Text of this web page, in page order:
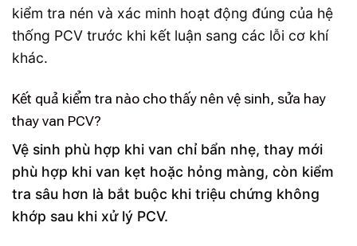
kiểm tra nén và xác minh hoạt động đúng của hệ
thống PCV trước khi kết luận sang các lỗi cơ khí
khác.
Kết quả kiểm tra nào cho thấy nên vệ sinh, sửa hay
thay van PCV?
Vệ sinh phù hợp khi van chỉ bẩn nhẹ, thay mới
phù hợp khi van kẹt hoặc hỏng màng, còn kiểm
tra sâu hơn là bắt buộc khi triệu chứng không
khớp sau khi xử lý PCV.